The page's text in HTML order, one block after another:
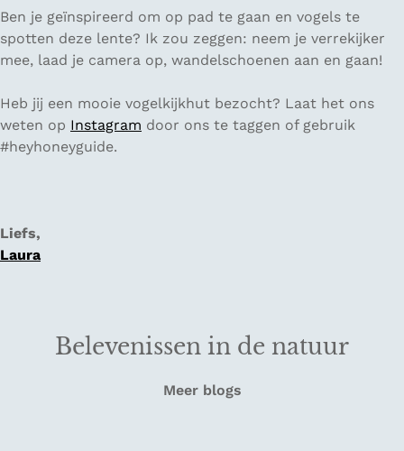
Ben je geïnspireerd om op pad te gaan en vogels te
spotten deze lente? Ik zou zeggen: neem je verrekijker
mee, laad je camera op, wandelschoenen aan en gaan!
Heb jij een mooie vogelkijkhut bezocht? Laat het ons
weten op Instagram door ons te taggen of gebruik
#heyhoneyguide.
Liefs,
Laura
Belevenissen in de natuur
Meer blogs